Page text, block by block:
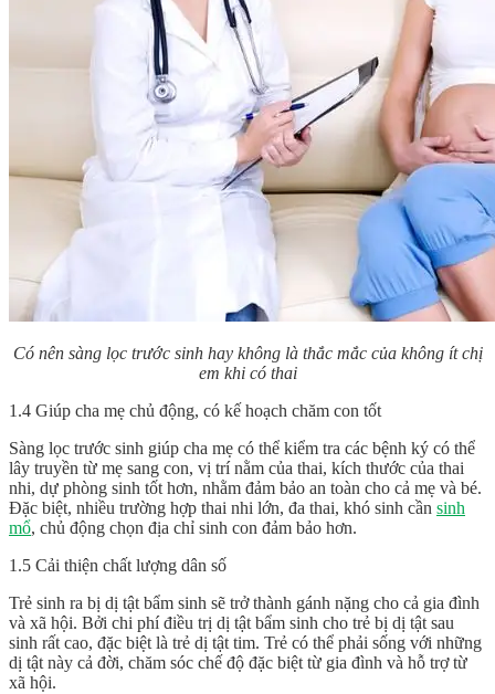
Có nên sàng lọc trước sinh hay không là thắc mắc của không ít chị
em khi có thai
1.4 Giúp cha mẹ chủ động, có kế hoạch chăm con tốt
Sàng lọc trước sinh giúp cha mẹ có thể kiểm tra các bệnh ký có thể
lây truyền từ mẹ sang con, vị trí nằm của thai, kích thước của thai
nhi, dự phòng sinh tốt hơn, nhằm đảm bảo an toàn cho cả mẹ và bé.
Đặc biệt, nhiều trường hợp thai nhi lớn, đa thai, khó sinh cần sinh
mổ, chủ động chọn địa chỉ sinh con đảm bảo hơn.
1.5 Cải thiện chất lượng dân số
Trẻ sinh ra bị dị tật bẩm sinh sẽ trở thành gánh nặng cho cả gia đình
và xã hội. Bởi chi phí điều trị dị tật bẩm sinh cho trẻ bị dị tật sau
sinh rất cao, đặc biệt là trẻ dị tật tim. Trẻ có thể phải sống với những
dị tật này cả đời, chăm sóc chế độ đặc biệt từ gia đình và hỗ trợ từ
xã hội.